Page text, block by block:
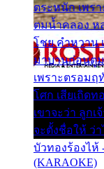
ตระหนัก เพร
ตมน้ำคลอง ห
โชย คำหวาน
มาบานก่อนตู
เพราะตรอมฤ
โศก เสียเถิดท
เขาจะว่า ลูกเ
จะตั้งชื่อให้ ว่
บัวทองร้องไห้
(KARAOKE)